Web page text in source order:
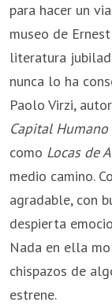
para hacer un
museo de
literatura
nunca lo ha
Paolo Virzi,
Capital Humano
como Locas de
medio camino.
agradable, con
despierta
Nada en ella
chispazos de
estrene.